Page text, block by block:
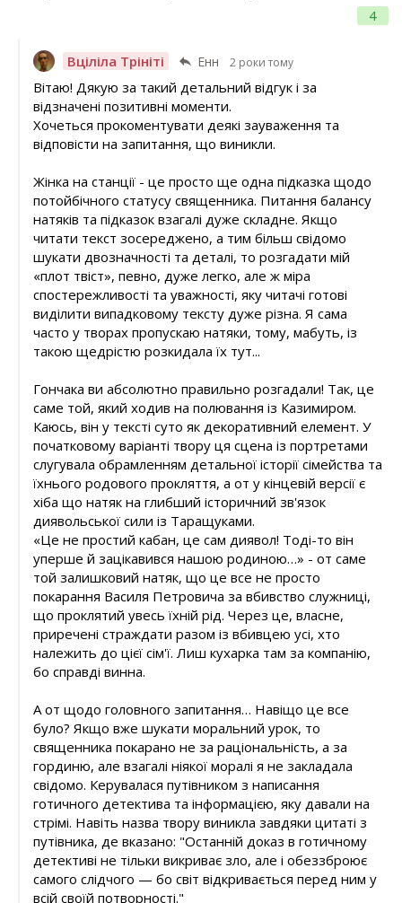
4
Вціліла Трініті Енн 2 роки тому
Вітаю! Дякую за такий детальний відгук і за
відзначені позитивні моменти.
Хочеться прокоментувати деякі зауваження та
відповісти на запитання, що виникли.
Жінка на станції - це просто ще одна підказка щодо
потойбічного статусу священника. Питання балансу
натяків та підказок взагалі дуже складне. Якщо
читати текст зосереджено, а тим більш свідомо
шукати двозначності та деталі, то розгадати мій
«плот твіст», певно, дуже легко, але ж міра
спостережливості та уважності, яку читачі готові
виділити випадковому тексту дуже різна. Я сама
часто у творах пропускаю натяки, тому, мабуть, із
такою щедрістю розкидала їх тут...
Гончака ви абсолютно правильно розгадали! Так, це
саме той, який ходив на полювання із Казимиром.
Каюсь, він у тексті суто як декоративний елемент. У
початковому варіанті твору ця сцена із портретами
слугувала обрамленням детальної історії сімейства та
їхнього родового прокляття, а от у кінцевій версії є
хіба що натяк на глибший історичний зв'язок
диявольської сили із Таращуками.
«Це не простий кабан, це сам диявол! Тоді-то він
уперше й зацікавився нашою родиною…» - от саме
той залишковий натяк, що це все не просто
покарання Василя Петровича за вбивство служниці,
що проклятий увесь їхній рід. Через це, власне,
приречені страждати разом із вбивцею усі, хто
належить до цієї сім'ї. Лиш кухарка там за компанію,
бо справді винна.
А от щодо головного запитання… Навіщо це все
було? Якщо вже шукати моральний урок, то
священника покарано не за раціональність, а за
гординю, але взагалі ніякої моралі я не закладала
свідомо. Керувалася путівником з написання
готичного детектива та інформацією, яку давали на
стрімі. Навіть назва твору виникла завдяки цитаті з
путівника, де вказано: "Останній доказ в готичному
детективі не тільки викриває зло, але і обеззброює
самого слідчого — бо світ відкривається перед ним у
всій своїй потворності."